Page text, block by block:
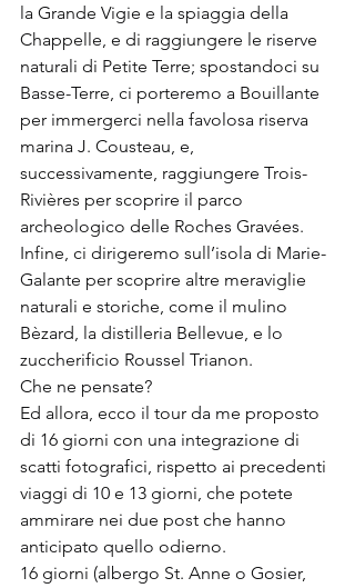
la Grande Vigie e la spiaggia della
Chappelle, e di raggiungere le riserve
naturali di Petite Terre; spostandoci su
Basse-Terre, ci porteremo a Bouillante
per immergerci nella favolosa riserva
marina J. Cousteau, e,
successivamente, raggiungere Trois-
Rivières per scoprire il parco
archeologico delle Roches Gravées.
Infine, ci dirigeremo sull’isola di Marie-
Galante per scoprire altre meraviglie
naturali e storiche, come il mulino
Bèzard, la distilleria Bellevue, e lo
zuccherificio Roussel Trianon.
Che ne pensate?
Ed allora, ecco il tour da me proposto
di 16 giorni con una integrazione di
scatti fotografici, rispetto ai precedenti
viaggi di 10 e 13 giorni, che potete
ammirare nei due post che hanno
anticipato quello odierno.
16 giorni (albergo St. Anne o Gosier,